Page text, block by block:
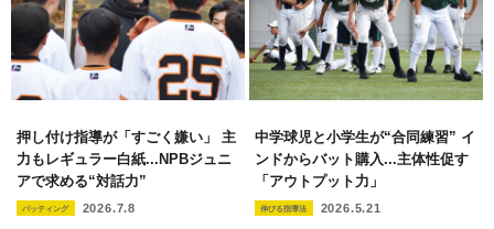
押し付け指導が「すごく嫌い」 主
力もレギュラー白紙...NPBジュニ
アで求める“対話力”
バッティング 2026.7.8
中学球児と小学生が“合同練習” イ
ンドからバット購入...主体性促す
「アウトプット力」
伸びる指導法 2026.5.21